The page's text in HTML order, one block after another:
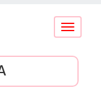
Conmutar